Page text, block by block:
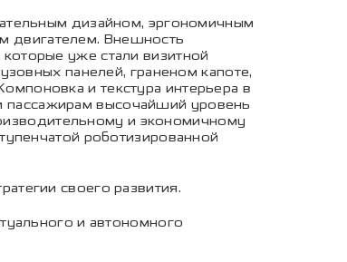
дизайном, эргономичным
двигателем. Внешность
уже стали визитной
панелей, граненом капоте,
и текстура интерьера в
пассажирам высочайший уровень
и экономичному
роботизированной
своего развития.
и автономного